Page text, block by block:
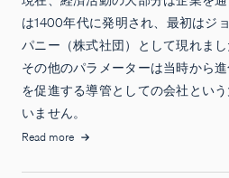
は1400年代に発明され、最初はジ
パニー（株式社団）として現れま
その他のパラメーターは当時から
を促進する導管としての会社とい
いません。
Read more